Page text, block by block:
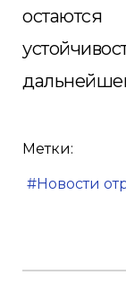
остаются
Метки:
Новости